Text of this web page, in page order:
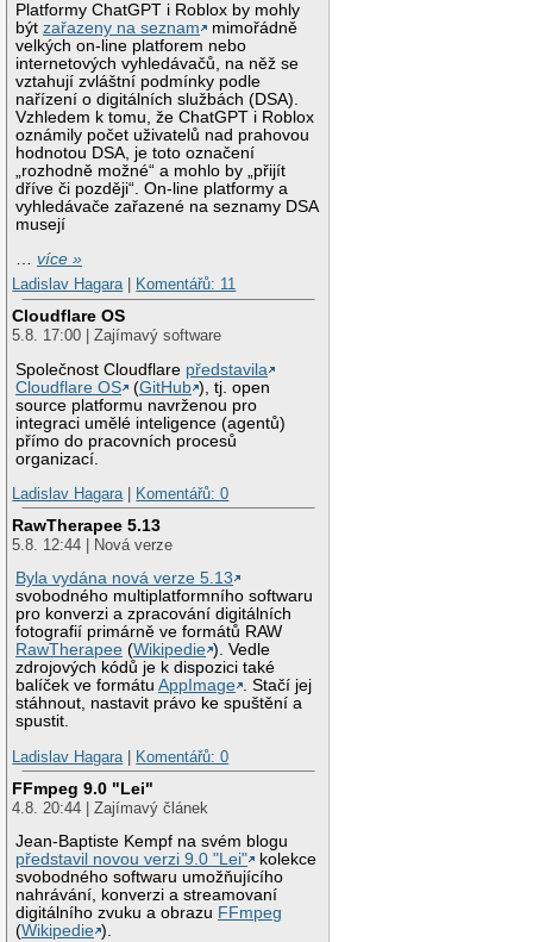
Platformy ChatGPT i Roblox by mohly
býtzařazeny na seznam
mimořádně
velkých on-line platforem nebo
internetových vyhledávačů, na něž se
vztahují zvláštní podmínky podle
nařízení o digitálních službách (DSA).
Vzhledem k tomu, že ChatGPT i Roblox
oznámily počet uživatelů nad prahovou
hodnotou DSA, je toto označení
„rozhodně možné“ a mohlo by „přijít
dříve či později“. On-line platformy a
vyhledávače zařazené na seznamy DSA
musejí
…více »
Ladislav Hagara| Komentářů: 11
Cloudflare OS
5.8. 17:00 | Zajímavý software
Společnost Cloudflare představila
Cloudflare OS
(GitHub ), tj. open
source platformu navrženou pro
integraci umělé inteligence (agentů)
přímo do pracovních procesů
organizací.
Ladislav Hagara| Komentářů: 0
RawTherapee 5.13
5.8. 12:44 | Nová verze
Byla vydána nová verze 5.13
svobodného multiplatformního softwaru
pro konverzi a zpracování digitálních
fotografií primárně ve formátů RAW
RawTherapee (Wikipedie ). Vedle
zdrojových kódů je k dispozici také
balíček ve formátuAppImage . Stačí jej
stáhnout, nastavit právo ke spuštění a
spustit.
Ladislav Hagara| Komentářů: 0
FFmpeg 9.0 "Lei"
4.8. 20:44 | Zajímavý článek
Jean-Baptiste Kempf na svém blogu
představil novou verzi 9.0 "Lei"
kolekce
svobodného softwaru umožňujícího
nahrávání, konverzi a streamovaní
digitálního zvuku a obrazu FFmpeg
(Wikipedie ).